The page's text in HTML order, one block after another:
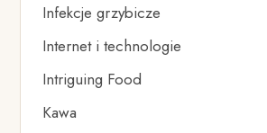
Infekcje grzybicze
Internet i technologie
Intriguing Food
Kawa